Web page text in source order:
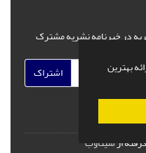
بهترین
در خبرنامه نشریه مشترک
اشتراک
ازسیناوب